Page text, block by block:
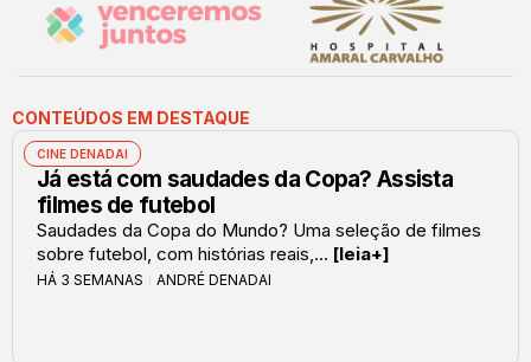
CONTEÚDOS EM DESTAQUE
CINE DENADAI
Já está com saudades da Copa? Assista
filmes de futebol
Saudades da Copa do Mundo? Uma seleção de filmes
sobre futebol, com histórias reais,... [leia+]
HÁ 3 SEMANAS ANDRÉ DENADAI